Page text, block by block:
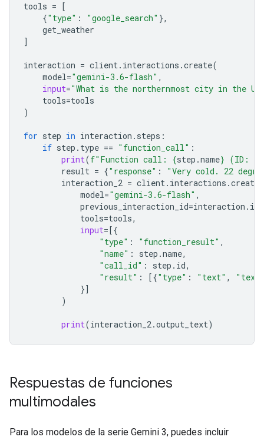
tools =
[
{"type" : "google_search" },
get_weather
]
interaction = client. interactions .create(
model="gemini-3.6-flash" ,
input="What is the northernmost city in the
tools=tools
)
for step in interaction . steps :
if step . type == "function_call" :
print(f"Function call: {step .name} (ID:
result = {"response" :
"Very cold. 22
interaction_2 = client. interactions .create
model="gemini-3.6-flash" ,
previous_interaction_id=interaction . id
tools=tools,
input= [{
"type" : "function_result" ,
"name" : step .name,
"call_id" : step . id,
"result" : [{"type" : "text" ,
}]
)
print(interaction_2.output_text)
Respuestas de funciones
multimodales
Para los modelos de la serie Gemini 3, puedes incluir